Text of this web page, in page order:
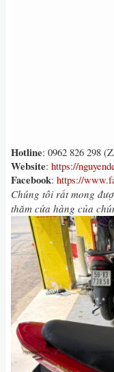
Hotline: 0962 826 298
Website: https://
Facebook: https://
Chúng tôi rất mong
thăm cửa hàng của